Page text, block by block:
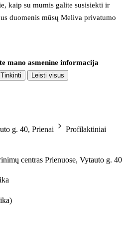
kaip su mumis galite susisiekti ir
duomenis mūsų Meliva privatumo
mano asmenine informacija
Tinkinti Leisti visus
g. 40, Prienai
Profilaktiniai
centras Prienuose, Vytauto g. 40
)